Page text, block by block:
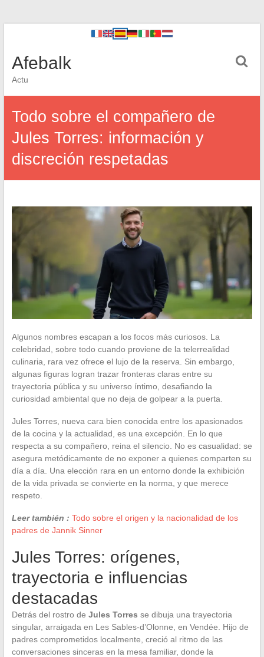
Afebalk
Actu
Todo sobre el compañero de
Jules Torres: información y
discreción respetadas
Algunos nombres escapan a los focos más curiosos. La
celebridad, sobre todo cuando proviene de la telerrealidad
culinaria, rara vez ofrece el lujo de la reserva. Sin embargo,
algunas figuras logran trazar fronteras claras entre su
trayectoria pública y su universo íntimo, desafiando la
curiosidad ambiental que no deja de golpear a la puerta.
Jules Torres, nueva cara bien conocida entre los apasionados
de la cocina y la actualidad, es una excepción. En lo que
respecta a su compañero, reina el silencio. No es casualidad: se
asegura metódicamente de no exponer a quienes comparten su
día a día. Una elección rara en un entorno donde la exhibición
de la vida privada se convierte en la norma, y que merece
respeto.
Leer también : Todo sobre el origen y la nacionalidad de los
padres de Jannik Sinner
Jules Torres: orígenes,
trayectoria e influencias
destacadas
Detrás del rostro de Jules Torres se dibuja una trayectoria
singular, arraigada en Les Sables-d’Olonne, en Vendée. Hijo de
padres comprometidos localmente, creció al ritmo de las
conversaciones sinceras en la mesa familiar, donde la